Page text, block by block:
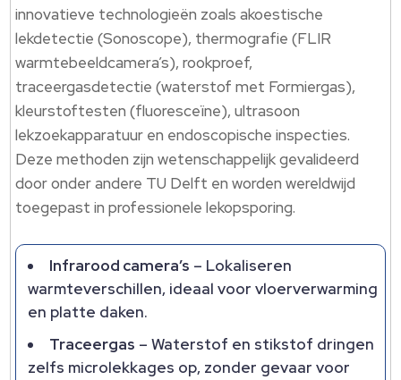
innovatieve technologieën zoals akoestische
lekdetectie (Sonoscope), thermografie (FLIR
warmtebeeldcamera’s), rookproef,
traceergasdetectie (waterstof met Formiergas),
kleurstoftesten (fluoresceïne), ultrasoon
lekzoekapparatuur en endoscopische inspecties.​
Deze methoden zijn wetenschappelijk gevalideerd
door onder andere TU Delft en worden wereldwijd
toegepast in professionele lekopsporing.​
Infrarood camera’s – Lokaliseren
warmteverschillen, ideaal voor vloerverwarming
en platte daken.​
Traceergas – Waterstof en stikstof dringen
zelfs microlekkages op, zonder gevaar voor